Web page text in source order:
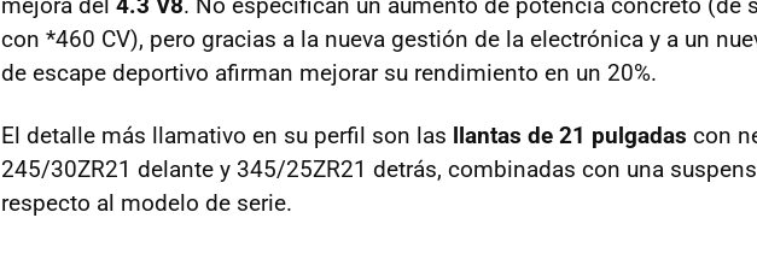
con *460 CV), pero gracias a la nueva gestión de la electrónica y a un
de escape deportivo afirman mejorar su rendimiento en un 20%.
El detalle más llamativo en su perfil son las llantas de 21 pulgadas con
245/30ZR21 delante y 345/25ZR21 detrás, combinadas con una
respecto al modelo de serie.